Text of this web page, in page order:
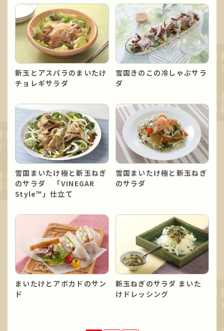
新玉とアスパラのまいたけ
チョレギサラダ
雪国きのこの冷しゃぶサラ
ダ
雪国まいたけ極と新玉ねぎ
のサラダ 「VINEGAR
Style™」仕立て
雪国まいたけ極と新玉ねぎ
のサラダ
まいたけとアボカドのサン
ド
新玉ねぎのサラダ まいた
けドレッシング